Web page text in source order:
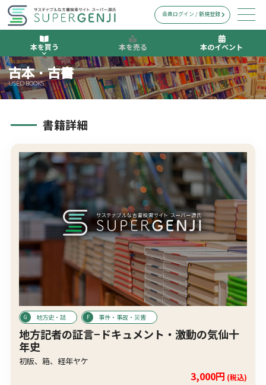
本を買う 本を売る 本のイベント
会員ログイン / 新規登録
古本・古書
USED BOOKS
書籍詳細
地方史・誌 事件・事故・災害
地方記者の証言−ドキュメント・激動の気仙十
年史
初版、箱、経年ヤケ
3,000円 (税込)